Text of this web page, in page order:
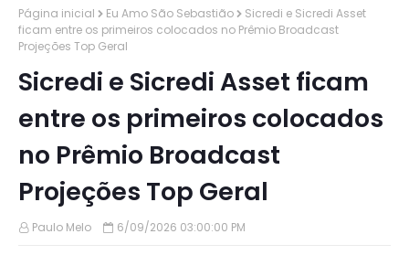
Página inicial Eu Amo São Sebastião
Sicredi e Sicredi Asset
ficam entre os primeiros colocados no Prêmio Broadcast
Projeções Top Geral
Sicredi e Sicredi Asset ficam
entre os primeiros colocados
no Prêmio Broadcast
Projeções Top Geral
Paulo Melo 6/09/2026 03:00:00 PM